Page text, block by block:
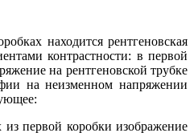
находится рентгеновская
контрастности: в первой
на рентгеновской трубке
на неизменном напряжении
первой коробки изображение